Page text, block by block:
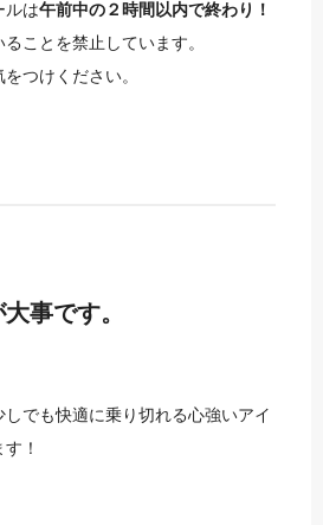
ルは午前中の２時間以内で終わり！
ことを禁止しています。
つけください。
事です。
でも快適に乗り切れる心強いアイ
！